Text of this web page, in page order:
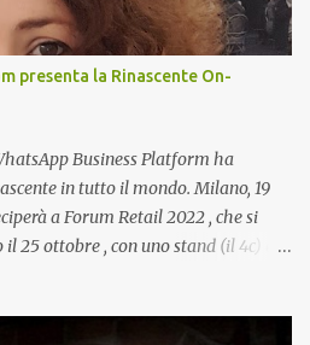
presenta la Rinascente On-
Business Platform ha
in tutto il mondo. Milano, 19
a Forum Retail 2022 , che si
25 ottobre , con uno stand (il 4c) e